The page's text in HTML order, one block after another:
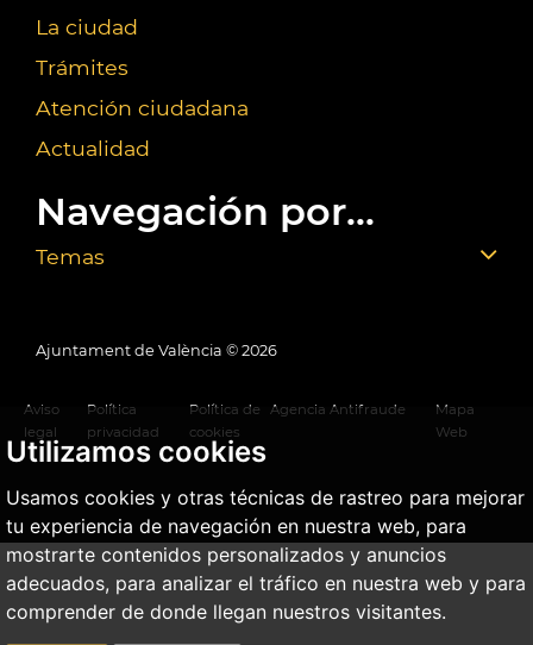
Utilizamos cookies
Usamos cookies y otras técnicas de rastreo para mejorar
tu experiencia de navegación en nuestra web, para
mostrarte contenidos personalizados y anuncios
adecuados, para analizar el tráfico en nuestra web y para
comprender de donde llegan nuestros visitantes.
La ciudad
Trámites
Atención ciudadana
Actualidad
Navegación por...
Temas
Ajuntament de València © 2026
Aviso
legal
Política
privacidad
Política de
cookies
Agencia Antifraude
Mapa
Web